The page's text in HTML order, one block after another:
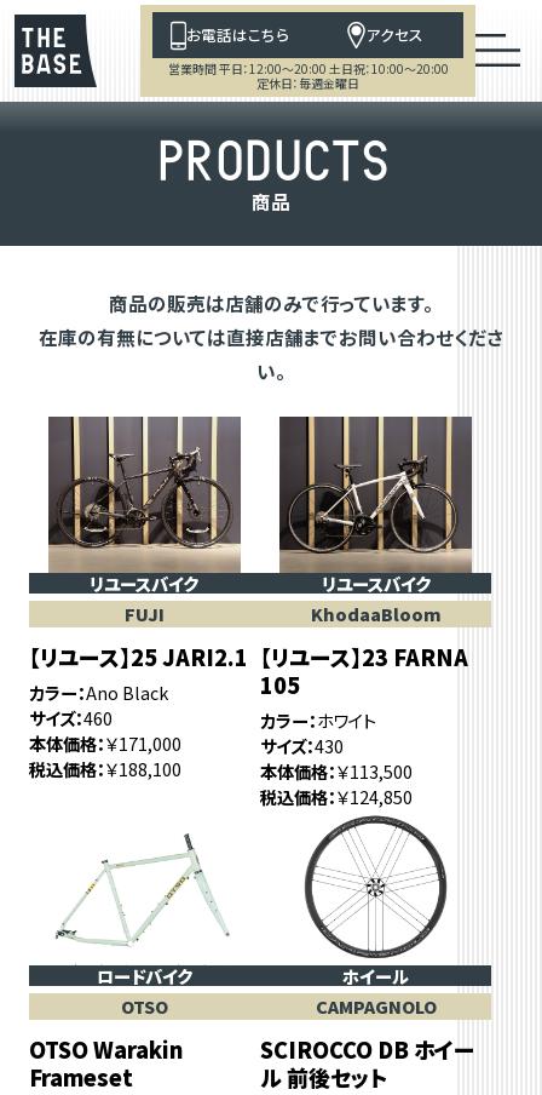
お電話はこちら アクセス
営業時間 平日：12:00～20:00 土日祝：10:00～20:00
定休日：毎週金曜日
PRODUCTS
商品
商品の販売は店舗のみで行っています。
在庫の有無については直接店舗までお問い合わせくださ
い。
リユースバイク
FUJI
【リユース】25 JARI2.1
カラー Ano Black
サイズ 460
本体価格 ￥171,000
税込価格 ￥188,100
リユースバイク
KhodaaBloom
【リユース】23 FARNA
105
カラー ホワイト
サイズ 430
本体価格 ￥113,500
税込価格 ￥124,850
ロードバイク
OTSO
OTSO Warakin
Frameset
ホイール
CAMPAGNOLO
SCIROCCO DB ホイー
ル 前後セット